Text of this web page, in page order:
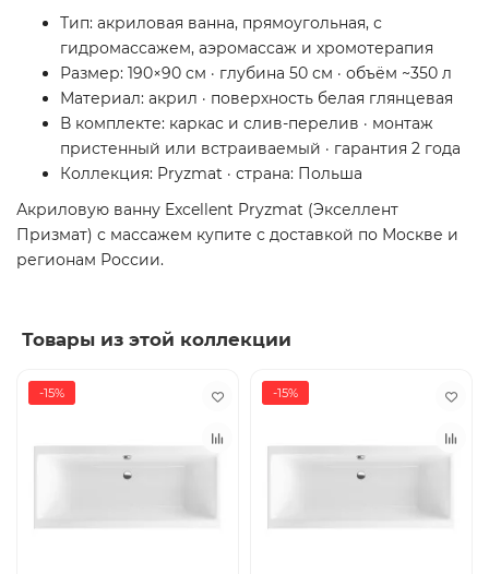
Тип: акриловая ванна, прямоугольная, с
гидромассажем, аэромассаж и хромотерапия
Размер: 190×90 см · глубина 50 см · объём ~350 л
Материал: акрил · поверхность белая глянцевая
В комплекте: каркас и слив-перелив · монтаж
пристенный или встраиваемый · гарантия 2 года
Коллекция: Pryzmat · страна: Польша
Акриловую ванну Excellent Pryzmat (Экселлент
Призмат) с массажем купите с доставкой по Москве и
регионам России.
Товары из этой коллекции
-15% -15%